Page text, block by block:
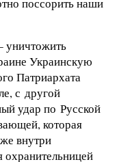
уничтожить
Украинскую
Патриархата
с другой
удар по Русской
которая
внутри
охранительницей